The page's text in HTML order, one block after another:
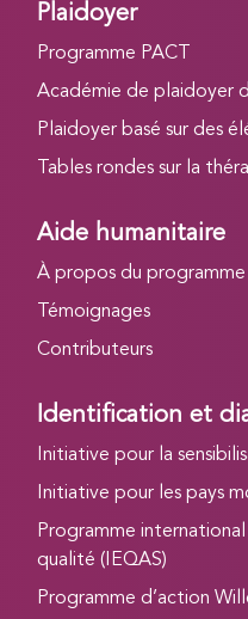
Plaidoyer
Programme PACT
Académie de plaidoyer
Plaidoyer basé sur des
Tables rondes sur la
Aide humanitaire
À propos du programme
Témoignages
Contributeurs
Identification et
Initiative pour la
Initiative pour les pays
Programme
qualité (IEQAS)
Programme d’action